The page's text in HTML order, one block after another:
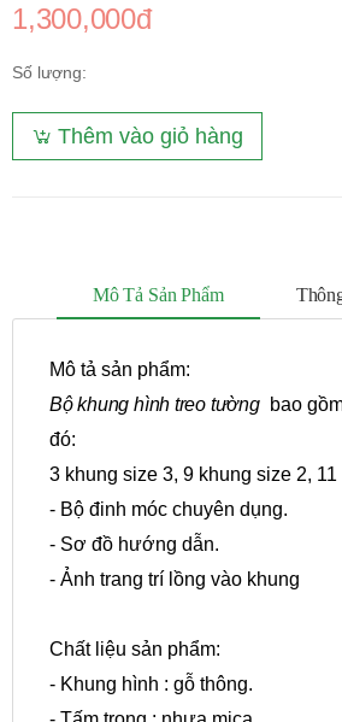
1,300,000đ
Số lượng:
Thêm vào giỏ hàng
Mô Tả Sản Phẩm
Mô tả sản phẩm:
Bộ khung hình treo tường bao
đó:
3 khung size 3, 9 khung size 2,
- Bộ đinh móc chuyên dụng.
- Sơ đồ hướng dẫn.
- Ảnh trang trí lồng vào khung
Chất liệu sản phẩm:
- Khung hình : gỗ thông.